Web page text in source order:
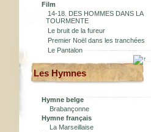
Film
14-18. DES HOMMES DANS LA
TOURMENTE
Le bruit de la fureur
Premier Noël dans les tranchées
Le Pantalon
Les Hymnes
Hymne belge
Brabançonne
Hymne français
La Marseillaise